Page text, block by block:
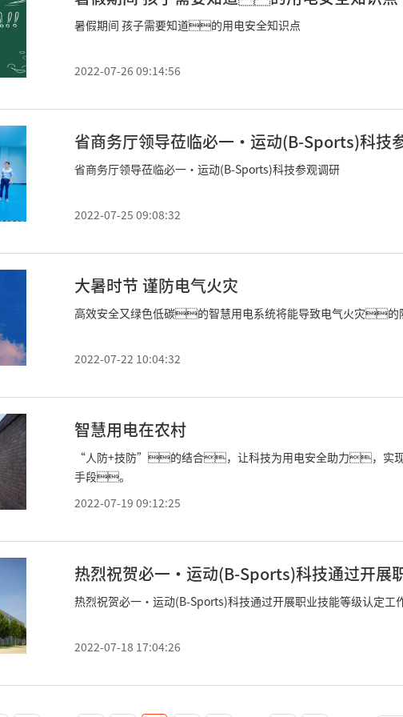
暑假期间 孩子需要知道的用电安全知识点
2022-07-26 09:14:56
省商务厅领导莅临必一·运动(B-Sports)科技
省商务厅领导莅临必一·运动(B-Sports)科技参观调研
2022-07-25 09:08:32
大暑时节 谨防电气火灾
高效安全又绿色低碳的智慧用电系统将能导致电气火灾的
2022-07-22 10:04:32
智慧用电在农村
“人防+技防”的结合，让科技为用电安全助力，实
手段。
2022-07-19 09:12:25
热烈祝贺必一·运动(B-Sports)科技通过开展职业技能等级认定工
2022-07-18 17:04:26